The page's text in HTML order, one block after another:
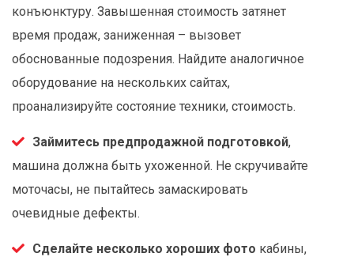
конъюнктуру. Завышенная стоимость затянет
время продаж, заниженная – вызовет
обоснованные подозрения. Найдите аналогичное
оборудование на нескольких сайтах,
проанализируйте состояние техники, стоимость.
Займитесь предпродажной подготовкой,
машина должна быть ухоженной. Не скручивайте
моточасы, не пытайтесь замаскировать
очевидные дефекты.
Сделайте несколько хороших фото кабины,